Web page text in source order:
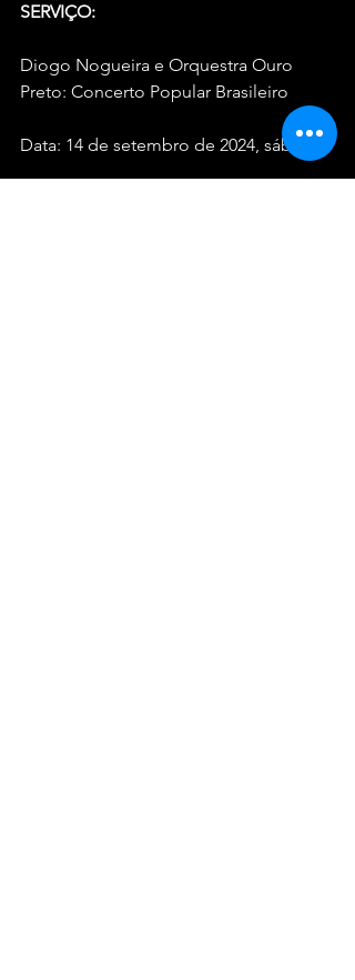
SERVIÇO:
Diogo Nogueira e Orquestra Ouro
Preto: Concerto Popular Brasileiro
Data: 14 de setembro de 2024, sábado